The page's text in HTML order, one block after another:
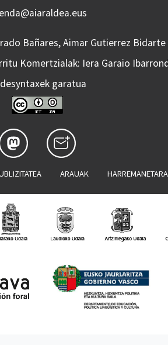
Bañares, Aimar Gutierrez
Komertzialak: Iera Garaio
garatua
ARAUAK